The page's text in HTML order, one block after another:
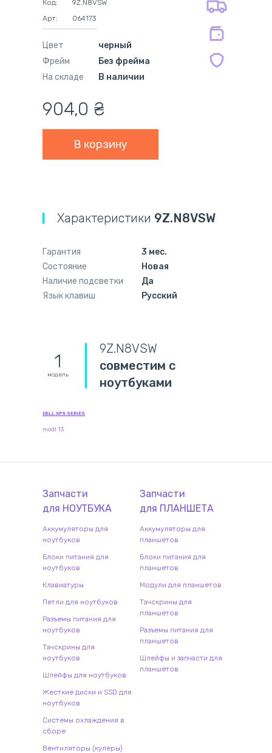
Код:
9Z.N8VSW
Арт:
064173
Цвет
черный
Фрейм
Без фрейма
На складе
В наличии
904,0 ₴
мес.
Характеристики 9Z.N8VSW
Гарантия
3 мес.
Состояние
Новая
Наличие подсветки
Да
Язык клавиш
Русский
1
модель
9Z.N8VSW
совместим с
ноутбуками
DELL XPS SERIES
modl 13
Запчасти
для НОУТБУКА
Аккумуляторы для
ноутбуков
Блоки питания для
ноутбуков
Клавиатуры
Петли для ноутбуков
Разъемы питания для
ноутбуков
Тачскрины для
ноутбуков
Шлейфы для ноутбуков
Жесткие диски и SSD для
ноутбуков
Системы охлаждения в
сборе
Вентиляторы (кулеры)
Запчасти
для ПЛАНШЕТА
Аккумуляторы для
планшетов
Блоки питания для
планшетов
Модули для планшетов
Тачскрины для
планшетов
Разъемы питания для
планшетов
Шлейфы и запчасти для
планшетов